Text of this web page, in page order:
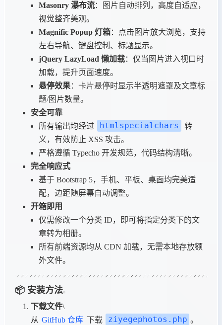
Masonry 瀑布流：图片自动排列，高度自适应，
视觉整齐美观。
Magnific Popup 灯箱：点击图片放大浏览，支持
左右导航、键盘控制、标题显示。
jQuery LazyLoad 懒加载：仅当图片进入视口时
加载，提升页面速度。
悬停效果：卡片悬停时显示半透明遮罩及文章标
题/图片数量。
安全可靠
所有输出均经过
htmlspecialchars
转
义，有效防止 XSS 攻击。
严格遵循 Typecho 开发规范，代码结构清晰。
完全响应式
基于 Bootstrap 5，手机、平板、桌面均完美适
配，边距随屏幕自动调整。
开箱即用
仅需修改一个分类 ID，即可将指定分类下的文
章转为相册。
所有前端资源均从 CDN 加载，无需本地存放额
外文件。
📦 安装方法
下载文件\
从 GitHub 仓库 下载 ziyegephotos.php 。